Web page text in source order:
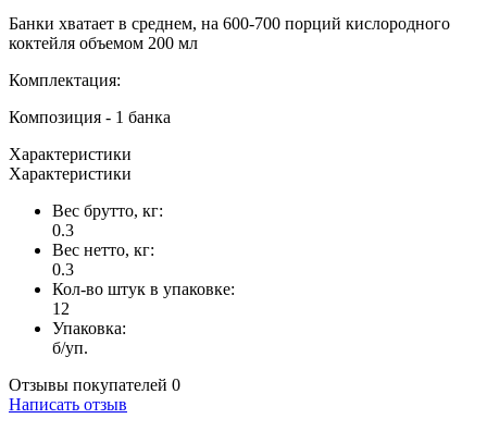
Банки хватает в среднем, на 600-700 порций кислородного
коктейля объемом 200 мл
Комплектация:
Композиция - 1 банка
Характеристики
Характеристики
Вес брутто, кг:
0.3
Вес нетто, кг:
0.3
Кол-во штук в упаковке:
12
Упаковка:
б/уп.
Отзывы покупателей 0
Написать отзыв